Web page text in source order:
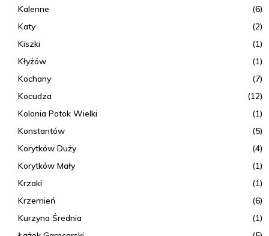
Kalenne
(6)
Katy
(2)
Kiszki
(1)
Kłyżów
(1)
Kochany
(7)
Kocudza
(12)
Kolonia Potok Wielki
(1)
Konstantów
(5)
Korytków Duży
(4)
Korytków Mały
(1)
Krzaki
(1)
Krzemień
(6)
Kurzyna Średnia
(1)